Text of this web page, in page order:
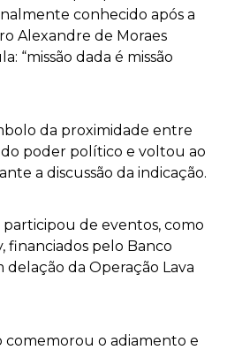
conhecido após a
Alexandre de Moraes
“missão dada é missão
da proximidade entre
poder político e voltou ao
a discussão da indicação.
participou de eventos, como
financiados pelo Banco
da Operação Lava
comemorou o adiamento e